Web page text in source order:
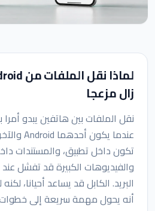
زال مزعجا
نقل الملفات بين هاتفين يبدو أمرا
تكون داخل تطبيق، والمستندات
والفيديوهات الكبيرة قد تفشل عند
البريد. الكابل قد يساعد أحيانا،
أنه يحول مهمة سريعة إلى خطوات